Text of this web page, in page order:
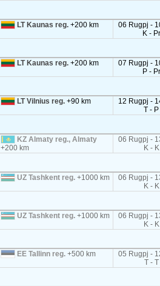
LT Kaunas reg. +200 km
06 Rugpj -
K - Pr
LT Kaunas reg. +200 km
07 Rugpj -
P - Pr
LT Vilnius reg. +90 km
12 Rugpj -
T - P
KZ Almaty reg., Almaty
+200 km
06 Rugpj -
K - K
UZ Tashkent reg. +1000 km
06 Rugpj -
K - K
UZ Tashkent reg. +1000 km
06 Rugpj -
K - K
EE Tallinn reg. +500 km
05 Rugpj -
T - T